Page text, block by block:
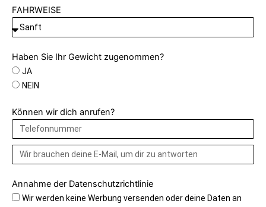
FAHRWEISE
Haben Sie Ihr Gewicht zugenommen?
JA
NEIN
Können wir dich anrufen?
Annahme der Datenschutzrichtlinie
Wir werden keine Werbung versenden oder deine Daten an